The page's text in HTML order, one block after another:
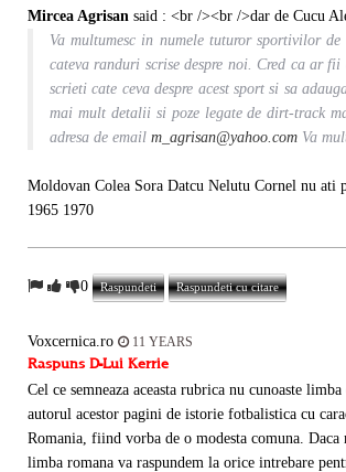
Mircea Agrisan said :
Va multumesc in numele tuturor sportivilor
cateva randuri scrise despre noi. Cred ca ar fii
scrieti cate ceva despre acest sport si sa
mai mult detalii si poze legate de dirt-track
adresa de email m_agrisan@yahoo.com Va
<br /><br />dar de Cucu
Moldovan Colea Sora Datcu Nelutu Cornel nu ati
1965 1970
0 Raspundeti Raspundeti cu citare
Voxcernica.ro 11 YEARS
Raspuns D-Lui Kerrie
Cel ce semneaza aceasta rubrica nu cunoaste
autorul acestor pagini de istorie fotbalistica cu
Romania, fiind vorba de o modesta comuna. Daca
limba romana va raspundem la orice intrebare